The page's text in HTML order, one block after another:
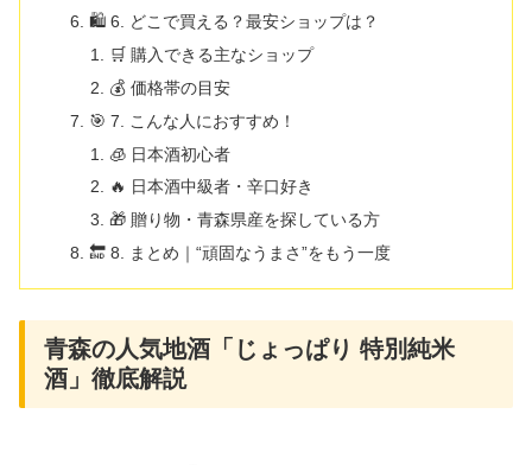
🛍️ 6. どこで買える？最安ショップは？
🛒 購入できる主なショップ
💰 価格帯の目安
🎯 7. こんな人におすすめ！
🧊 日本酒初心者
🔥 日本酒中級者・辛口好き
🎁 贈り物・青森県産を探している方
🔚 8. まとめ｜“頑固なうまさ”をもう一度
青森の人気地酒「じょっぱり 特別純米
酒」徹底解説